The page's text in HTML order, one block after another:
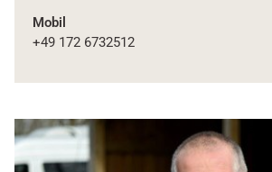
Mobil
+49 172 6732512